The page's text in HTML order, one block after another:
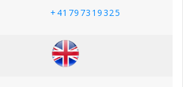
+41797319325